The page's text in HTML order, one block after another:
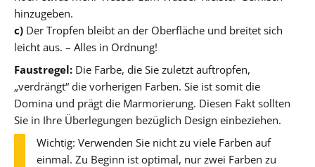
hinzugeben.
c) Der Tropfen bleibt an der Oberfläche und breitet sich
leicht aus. – Alles in Ordnung!
Faustregel: Die Farbe, die Sie zuletzt auftropfen,
„verdrängt“ die vorherigen Farben. Sie ist somit die
Domina und prägt die Marmorierung. Diesen Fakt sollten
Sie in Ihre Überlegungen bezüglich Design einbeziehen.
Wichtig: Verwenden Sie nicht zu viele Farben auf
einmal. Zu Beginn ist optimal, nur zwei Farben zu